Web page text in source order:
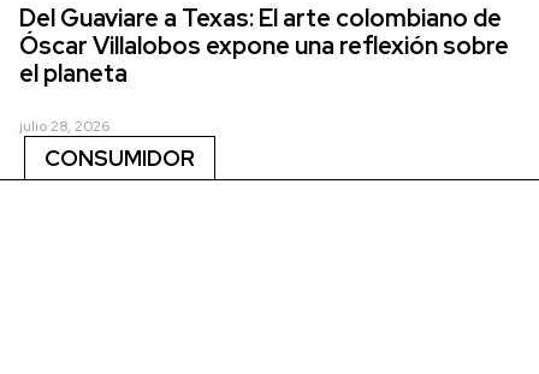
Del Guaviare a Texas: El arte colombiano de
Óscar Villalobos expone una reflexión sobre
el planeta
julio 28, 2026
CONSUMIDOR